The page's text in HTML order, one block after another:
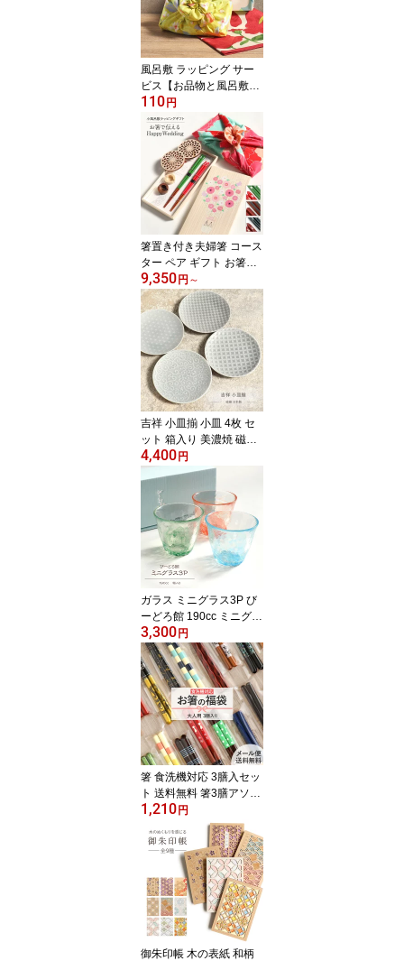
風呂敷 ラッピング サー
ビス【お品物と風呂敷と
同時購入専用】 選べる
風呂敷 ギフト プレゼン
ト 贈り物
110 円
箸置き付き夫婦箸 コース
ター ペア ギフト お箸で
伝えるHappy Wedding
小風呂敷ラッピング 夫婦
箸とペアコースター3種×
小風呂敷4種から選べま
す 結婚祝い ギフトセッ
ト 箸 箸置き付き 兵左衛
門 木のコースター 日本
製 捨てないラッピング
桐箱入り プレゼント お
しゃれ
9,350 円 ～
吉祥 小皿揃 小皿 4枚 セ
ット 箱入り 美濃焼 磁器
日本製 電子レンジ 食洗
機 対応 豆皿 ミニプレー
ト 醤油皿 香の物 薬味 塩
砂糖 菓子 焼き物 モダン
おしゃれ かわいい ティ
ータイム お茶会 贈り物
ギフト プレゼント 箱入
り 有限会社山勝美濃陶苑
【Frap50】
4,400 円
ガラス ミニグラス3P び
ーどろ館 190cc ミニグラ
ス セット グラス 水色 緑
オレンジ 父の日 母の日
敬老 誕生日 ギフト 贈り
物 プレゼント かわいい
おしゃれ 上品 コップ び
いどろ ビードロ お祝い
新築 結婚 引き出物 記念
日 Frap68
3,300 円
箸 食洗機対応 3膳入セッ
ト 送料無料 箸3膳アソー
トセット 日本製 セット
アソート 21cm 23cm 大
人用 箸セット おまかせ
メンズ レディース お得
買い回り 自宅用 業務用
普段使い おしゃれ 和 使
いやすい 持ちやすい ま
とめ買い 合わせ買い 買
い回り
1,210 円
御朱印帳 木の表紙 和柄